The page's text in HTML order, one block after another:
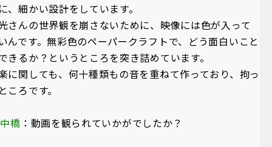
、細かい設計をしています。
さんの世界観を崩さないために、映像には色が入って
んです。無彩色のペーパークラフトで、どう面白いこと
きるか？というところを突き詰めています。
に関しても、何十種類もの音を重ねて作っており、拘っ
ころです。
橋 ：動画を観られていかがでしたか？